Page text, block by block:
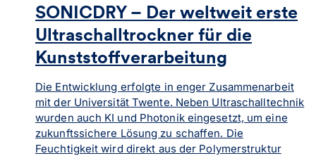
SONICDRY – Der weltweit erste
Ultraschalltrockner für die
Kunststoffverarbeitung
Die Entwicklung erfolgte in enger Zusammenarbeit
mit der Universität Twente. Neben Ultraschalltechnik
wurden auch KI und Photonik eingesetzt, um eine
zukunftssichere Lösung zu schaffen. Die
Feuchtigkeit wird direkt aus der Polymerstruktur